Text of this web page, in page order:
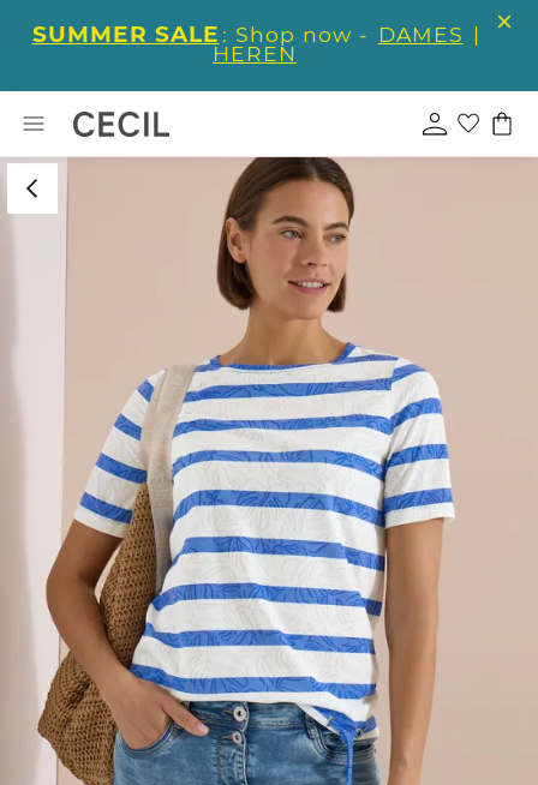
SUMMER SALE : Shop now - DAMES |
HEREN